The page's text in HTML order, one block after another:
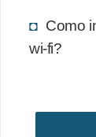
Como
wi-fi?